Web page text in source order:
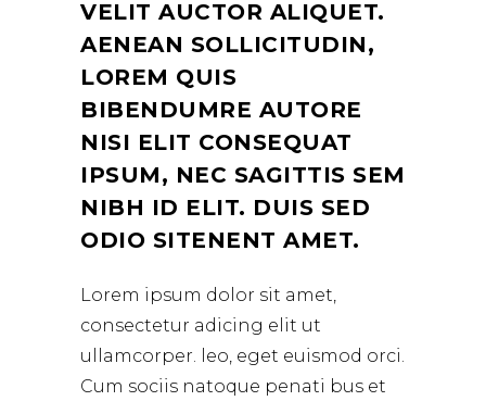
VELIT AUCTOR ALIQUET.
AENEAN SOLLICITUDIN,
LOREM QUIS
BIBENDUMRE AUTORE
NISI ELIT CONSEQUAT
IPSUM, NEC SAGITTIS SEM
NIBH ID ELIT. DUIS SED
ODIO SITENENT AMET.
Lorem ipsum dolor sit amet,
consectetur adicing elit ut
ullamcorper. leo, eget euismod orci.
Cum sociis natoque penati bus et